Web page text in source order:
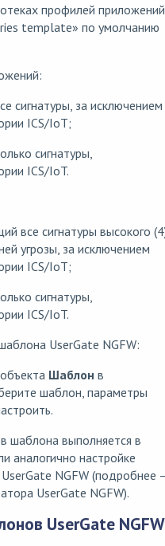
профилей
template» по умолчанию
сигнатуры, за исключением
ICS/IoT;
сигнатуры,
ICS/IoT.
все сигнатуры высокого
угрозы, за исключением
ICS/IoT;
сигнатуры,
ICS/IoT.
UserGate NGFW:
Шаблон в
шаблон, параметры
шаблона выполняется в
аналогично настройке
NGFW (подробнее
UserGate NGFW).
UserGate NGFW